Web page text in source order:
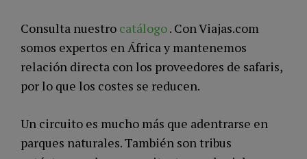
Consulta nuestro catálogo. Con Viajas.com
somos expertos en África y mantenemos
relación directa con los proveedores de safaris,
por lo que los costes se reducen.
Un circuito es mucho más que adentrarse en
parques naturales. También son tribus